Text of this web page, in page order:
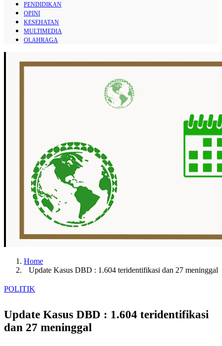
PENDIDIKAN
OPINI
KESEHATAN
MULTIMEDIA
OLAHRAGA
Home
Update Kasus DBD : 1.604 teridentifikasi dan 27 meninggal
POLITIK
Update Kasus DBD : 1.604 teridentifikasi
dan 27 meninggal